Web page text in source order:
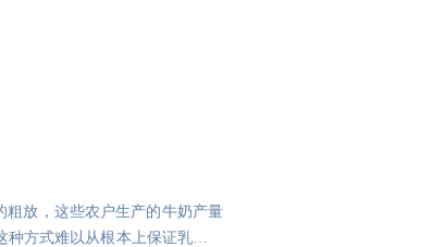
粗放，这些农户生产的牛奶产量
方式难以从根本上保证乳制品